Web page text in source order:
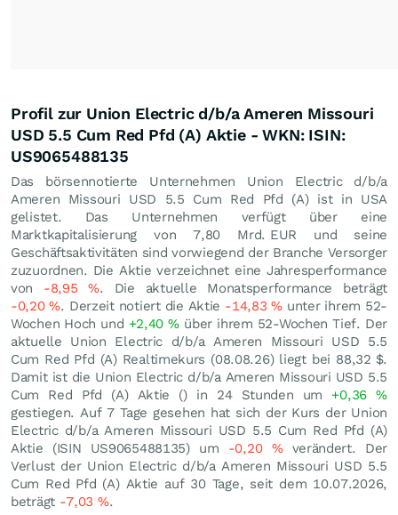
Profil zur Union Electric d/b/a Ameren Missouri
USD 5.5 Cum Red Pfd (A) Aktie - WKN: ISIN:
US9065488135
Das börsennotierte Unternehmen Union Electric d/b/a
Ameren Missouri USD 5.5 Cum Red Pfd (A) ist in USA
gelistet. Das Unternehmen verfügt über eine
Marktkapitalisierung von 7,80 Mrd. EUR und seine
Geschäftsaktivitäten sind vorwiegend der Branche Versorger
zuzuordnen. Die Aktie verzeichnet eine Jahresperformance
von -8,95%. Die aktuelle Monatsperformance beträgt
-0,20%. Derzeit notiert die Aktie -14,83%unter ihrem 52-
Wochen Hoch und +2,40%über ihrem 52-Wochen Tief. Der
aktuelle Union Electric d/b/a Ameren Missouri USD 5.5
Cum Red Pfd (A) Realtimekurs (08.08.26) liegt bei 88,32 $.
Damit ist die Union Electric d/b/a Ameren Missouri USD 5.5
Cum Red Pfd (A) Aktie () in 24 Stunden um +0,36%
gestiegen. Auf 7 Tage gesehen hat sich der Kurs der Union
Electric d/b/a Ameren Missouri USD 5.5 Cum Red Pfd (A)
Aktie (ISIN US9065488135) um -0,20 %verändert. Der
Verlust der Union Electric d/b/a Ameren Missouri USD 5.5
Cum Red Pfd (A) Aktie auf 30 Tage, seit dem 10.07.2026,
beträgt -7,03 %.